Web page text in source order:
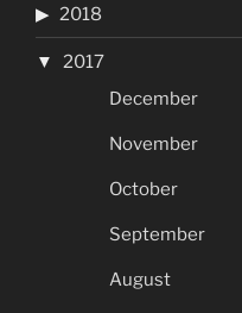
2018
2017
December
November
October
September
August